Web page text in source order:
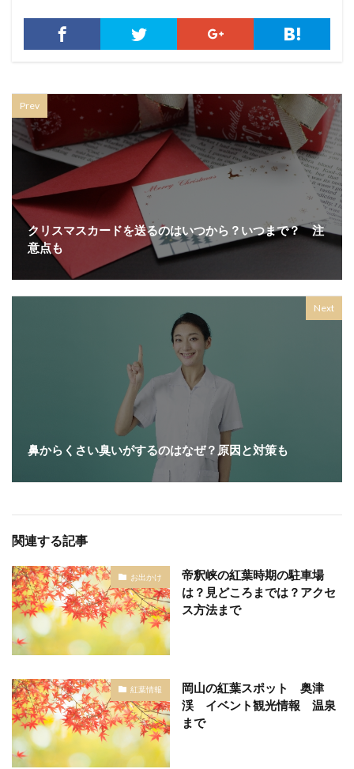
Prev
クリスマスカードを送るのはいつから？いつまで？ 注
意点も
Next
鼻からくさい臭いがするのはなぜ？原因と対策も
関連する記事
お出かけ
帝釈峡の紅葉時期の駐車場
は？見どころまでは？アクセ
ス方法まで
紅葉情報
岡山の紅葉スポット 奥津
渓 イベント観光情報 温泉
まで